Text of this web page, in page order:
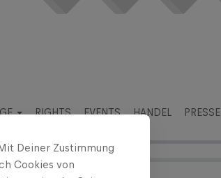
RIGHTS EVENTS HANDEL PRESSE
Deiner Zustimmung
Cookies von